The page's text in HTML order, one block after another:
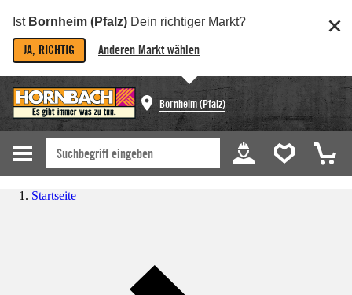
Ist Bornheim (Pfalz) Dein richtiger Markt?
JA, RICHTIG Anderen Markt wählen
Bornheim (Pfalz)
Startseite